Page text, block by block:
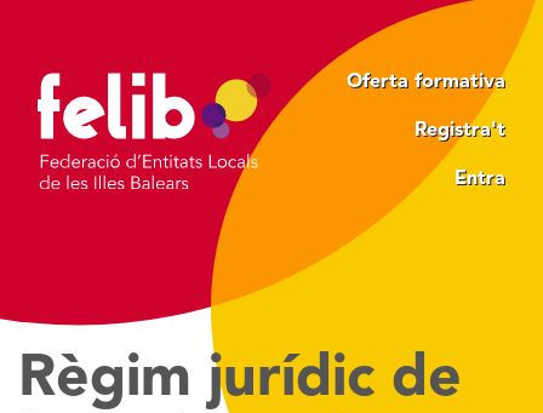
contingut
Oferta formativa
Registra't
Entra
Règim jurídic de